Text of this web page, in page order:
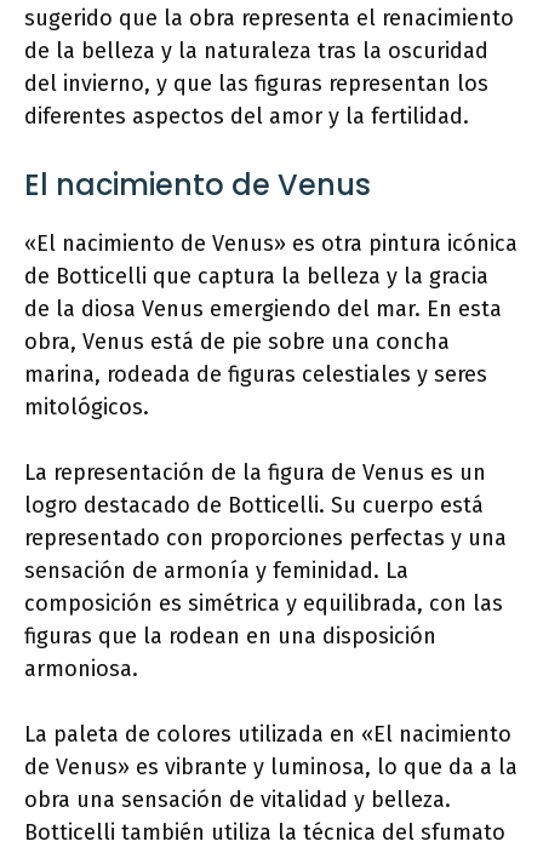
sugerido que la obra representa el renacimiento
de la belleza y la naturaleza tras la oscuridad
del invierno, y que las figuras representan los
diferentes aspectos del amor y la fertilidad.
El nacimiento de Venus
«El nacimiento de Venus» es otra pintura icónica
de Botticelli que captura la belleza y la gracia
de la diosa Venus emergiendo del mar. En esta
obra, Venus está de pie sobre una concha
marina, rodeada de figuras celestiales y seres
mitológicos.
La representación de la figura de Venus es un
logro destacado de Botticelli. Su cuerpo está
representado con proporciones perfectas y una
sensación de armonía y feminidad. La
composición es simétrica y equilibrada, con las
figuras que la rodean en una disposición
armoniosa.
La paleta de colores utilizada en «El nacimiento
de Venus» es vibrante y luminosa, lo que da a la
obra una sensación de vitalidad y belleza.
Botticelli también utiliza la técnica del sfumato